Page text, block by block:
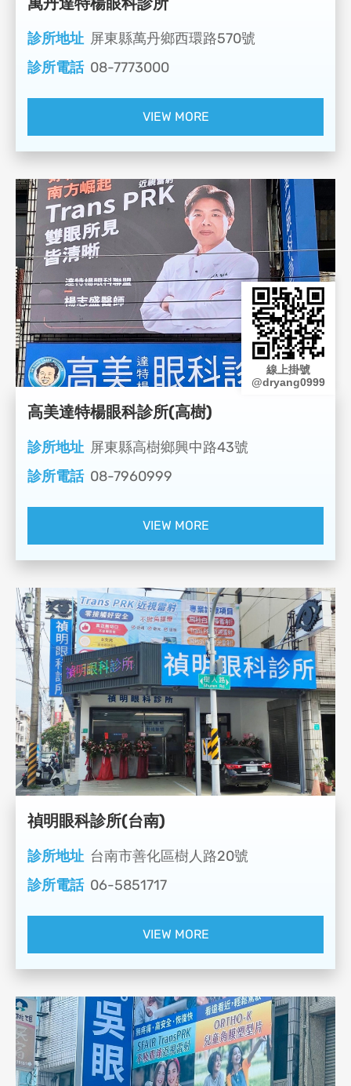
診所地址 屏東縣萬丹鄉西環路570號
診所電話 08-7773000
VIEW MORE
高美達特楊眼科診所(高樹)
診所地址 屏東縣高樹鄉興中路43號
診所電話 08-7960999
VIEW MORE
線上掛號
@dryang0999
禎明眼科診所(台南)
診所地址 台南市善化區樹人路20號
診所電話 06-5851717
VIEW MORE